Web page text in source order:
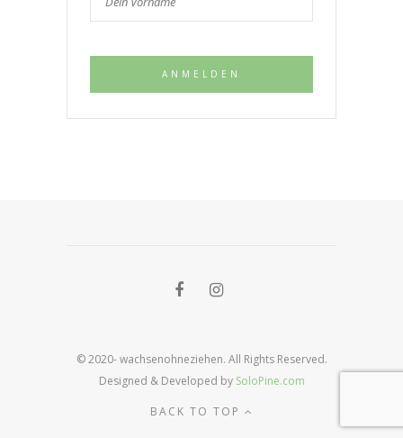
© 2020- wachsenohneziehen. All Rights Reserved.
Designed & Developed by SoloPine.com
BACK TO TOP